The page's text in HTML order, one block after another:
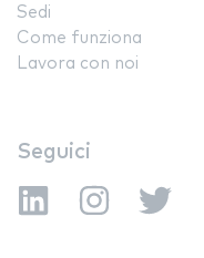
Sedi
Come funziona
Lavora con noi
Seguici